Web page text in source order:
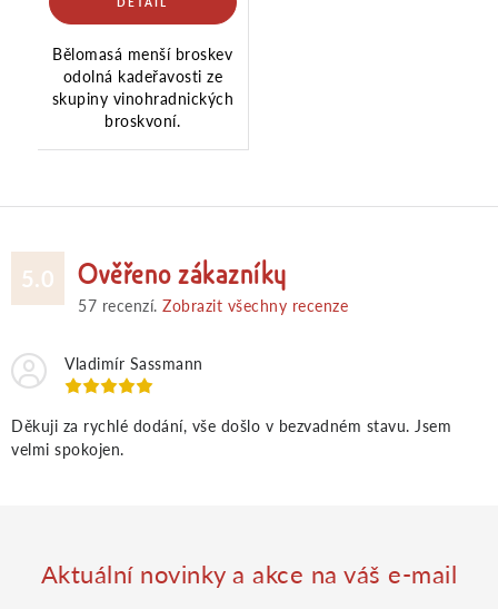
Bělomasá menší broskev
odolná kadeřavosti ze
skupiny vinohradnických
broskvoní.
5.0 Ověřeno zákazníky
57 recenzí. Zobrazit všechny recenze
Vladimír Sassmann
Děkuji za rychlé dodání, vše došlo v bezvadném stavu. Jsem
velmi spokojen.
Aktuální novinky a akce na váš e-mail